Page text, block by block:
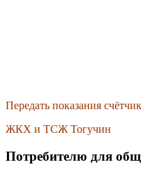
Передать показания
ЖКХ и ТСЖ Тогучин
Потребителю для